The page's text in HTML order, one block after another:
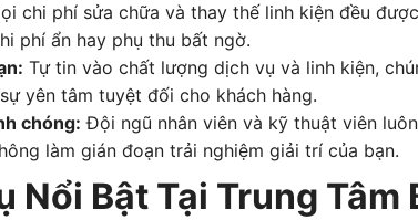
chi phí sửa chữa và thay thế linh kiện đều
phí ẩn hay phụ thu bất ngờ.
Tự tin vào chất lượng dịch vụ và linh kiện,
yên tâm tuyệt đối cho khách hàng.
chóng: Đội ngũ nhân viên và kỹ thuật viên
làm gián đoạn trải nghiệm giải trí của bạn.
Nổi Bật Tại Trung